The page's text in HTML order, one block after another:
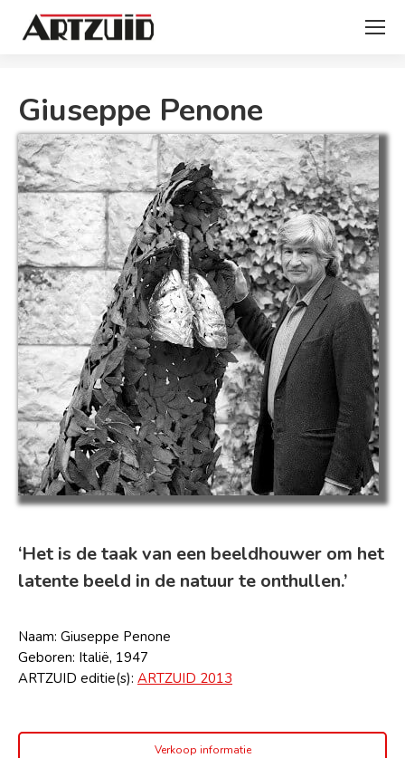
Giuseppe Penone
‘Het is de taak van een beeldhouwer om het
latente beeld in de natuur te onthullen.’
Naam: Giuseppe Penone
Geboren: Italië, 1947
ARTZUID editie(s): ARTZUID 2013
Verkoop informatie